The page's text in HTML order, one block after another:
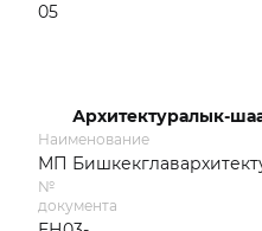
05
Архитектуралык-
Наименование
МП
№
документа